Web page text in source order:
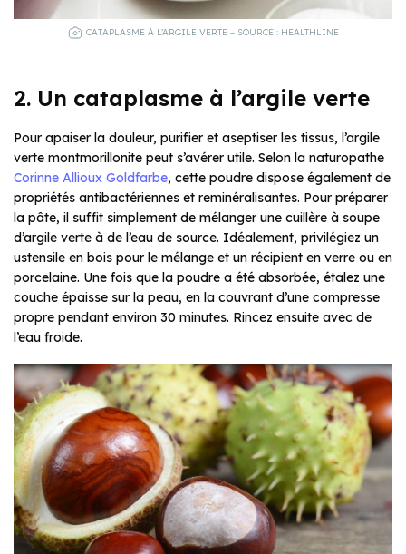
CATAPLASME À L’ARGILE VERTE – SOURCE : HEALTHLINE
2. Un cataplasme à l’argile verte
Pour apaiser la douleur, purifier et aseptiser les tissus, l’argile
verte montmorillonite peut s’avérer utile. Selon la naturopathe
Corinne Allioux Goldfarbe, cette poudre dispose également de
propriétés antibactériennes et reminéralisantes. Pour préparer
la pâte, il suffit simplement de mélanger une cuillère à soupe
d’argile verte à de l’eau de source. Idéalement, privilégiez un
ustensile en bois pour le mélange et un récipient en verre ou en
porcelaine. Une fois que la poudre a été absorbée, étalez une
couche épaisse sur la peau, en la couvrant d’une compresse
propre pendant environ 30 minutes. Rincez ensuite avec de
l’eau froide.